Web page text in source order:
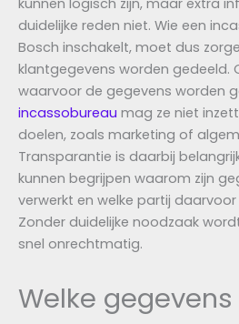
kunnen logisch zijn, maar extra
duidelijke reden niet. Wie een
Bosch inschakelt, moet dus
klantgegevens worden gedeeld.
waarvoor de gegevens worden
incassobureau mag ze niet
doelen, zoals marketing of
Transparantie is daarbij
kunnen begrijpen waarom zijn
verwerkt en welke partij
Zonder duidelijke noodzaak
snel onrechtmatig.
Welke gegevens